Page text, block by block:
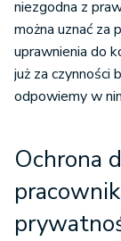
niezgodna z
można uznać za
uprawnienia do
już za czynności
odpowiemy w
Ochrona